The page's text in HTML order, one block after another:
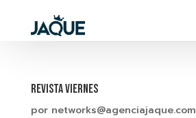
REVISTA VIERNES
por networks@agenciajaque.com